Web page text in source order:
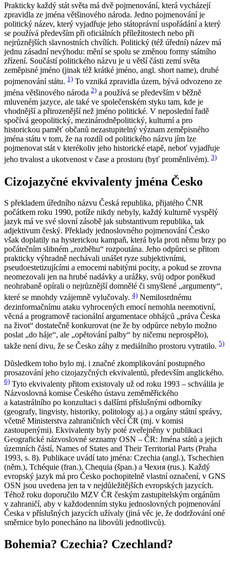
Prakticky každý stát světa má dvě pojmenování, která vycházejí
zpravidla ze jména většinového národa. Jedno pojmenování je
politický název, který vyjadřuje jeho státoprávní uspořádání a který
se používá především při oficiálních příležitostech nebo při
nejrůznějších slavnostních chvílích. Politický (též úřední) název má
jednu zásadní nevýhodu: mění se spolu se změnou formy státního
zřízení. Součástí politického názvu je u větší části zemí světa
zeměpisné jméno (jinak též krátké jméno, angl. short name), druhé
pojmenování státu. 1) To vzniká zpravidla územ, bývá odvozeno ze
jména většinového národa 2) a používá se především v běžně
mluveném jazyce, ale také ve společenském styku tam, kde je
vhodnější a přirozenější než jméno politické. V neposlední řadě
spočívá geopolitický, mezinárodněpolitický, kulturní a pro
historickou paměť občanů nezastupitelný význam zeměpisného
jména státu v tom, že na rozdíl od politického názvu jím lze
pojmenovat stát v kterékoliv jeho historické etapě, neboť vyjadřuje
jeho trvalost a ukotvenost v čase a prostoru (byť proměnlivém). 3)
Cizojazyčné ekvivalenty jména Česko
S překladem úředního názvu Česká republika, přijatého ČNR
počátkem roku 1990, potíže nikdy nebyly, každý kulturně vyspělý
jazyk má ve své slovní zásobě jak substantivum republika, tak
adjektivum český. Překlady jednoslovného pojmenováníČesko
však doplatily na hysterickou kampaň, která byla proti němu brzy po
počátečním slibném „rozběhu“ rozpoutána. Jeho odpůrci se přitom
prakticky výhradně nechávali unášet ryze subjektivními,
pseudoestetizujícími a emocemi nabitými pocity, a pokud se zrovna
neomezovali jen na hrubé nadávky a urážky, svůj odpor poněkud
neohrabaně opírali o nejrůznější domnělé či smyšlené „argumenty“,
které se mnohdy vzájemně vylučovaly. 4) Nemilosrdnému
dezinformačnímu ataku vyhrocených emocí nemohla neemotivní,
věcná a programově racionální argumentace obhájců „práva Česka
na život“ dostatečně konkurovat (ne že by odpůrce nebylo možno
poslat „do háje“, ale „opětování palby“ by ničemu neprospělo),
takže není divu, že se Česko záhy z mediálního prostoru vytratilo. 5)
Důsledkem toho bylo mj. i značné zkomplikování postupného
prosazování jeho cizojazyčných ekvivalentů, především anglického.
6) Tyto ekvivalenty přitom existovaly už od roku 1993 – schválila je
Názvoslovná komise Českého ústavu zeměměřického
a katastrálního po konzultaci s dalšími příslušnými odborníky
(geografy, lingvisty, historiky, politology aj.) a orgány státní správy,
včetně Ministerstva zahraničních věcí ČR (mj. v komisi
zastoupenými). Ekvivalenty byly poté zveřejněny v publikaci
Geografické názvoslovné seznamy OSN – ČR: Jména států a jejich
územních částí, Names of States and Their Territorial Parts (Praha
1993, s. 8). Publikace uvádí tato jména: Czechia (angl.), Tschechien
(něm.), Tchéquie (fran.), Chequia (špan.) a Чехия (rus.). Každý
evropský jazyk má pro Česko pochopitelně vlastní označení, v GNS
OSN jsou uvedena jen ta v nejdůležitějších evropských jazycích.
Téhož roku doporučilo MZV ČR českým zastupitelským orgánům
v zahraničí, aby v každodenním styku jednoslovných pojmenování
Česka v příslušných jazycích užívaly (jiná věc je, že dodržování oné
směrnice bylo ponecháno na libovůli jednotlivců).
Bohemia? Czechia? Czechland?